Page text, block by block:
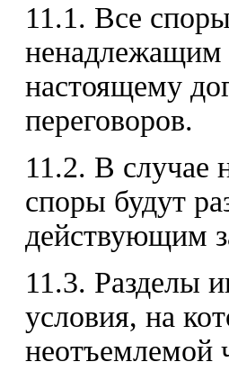
11.1. Все
ненадлежащим
настоящему
переговоров.
11.2. В случае
споры будут
действующим
11.3. Разделы
условия, на
неотъемлемой